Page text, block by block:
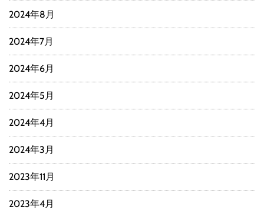
2024年8月
2024年7月
2024年6月
2024年5月
2024年4月
2024年3月
2023年11月
2023年4月